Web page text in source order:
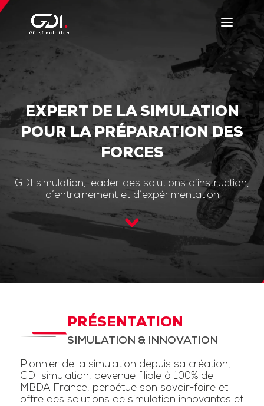
EXPERT DE LA SIMULATION
POUR LA PRÉPARATION DES
FORCES
GDI simulation, leader des solutions d’instruction,
d’entrainement et d’expérimentation
PRÉSENTATION
SIMULATION & INNOVATION
Pionnier de la simulation depuis sa création,
GDI simulation, devenue filiale à 100% de
MBDA France, perpétue son savoir-faire et
offre des solutions de simulation innovantes et